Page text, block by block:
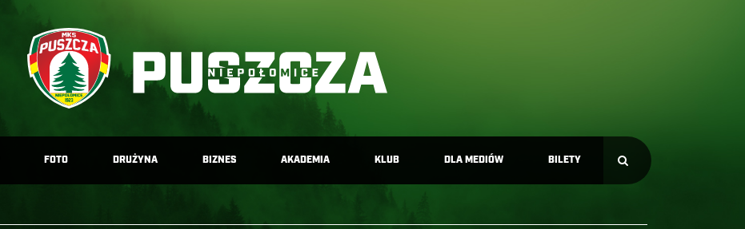
FOTO DRUŻYNA BIZNES AKADEMIA KLUB DLA MEDIÓW BILETY